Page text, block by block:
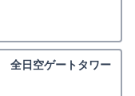
全日空ゲートタワー